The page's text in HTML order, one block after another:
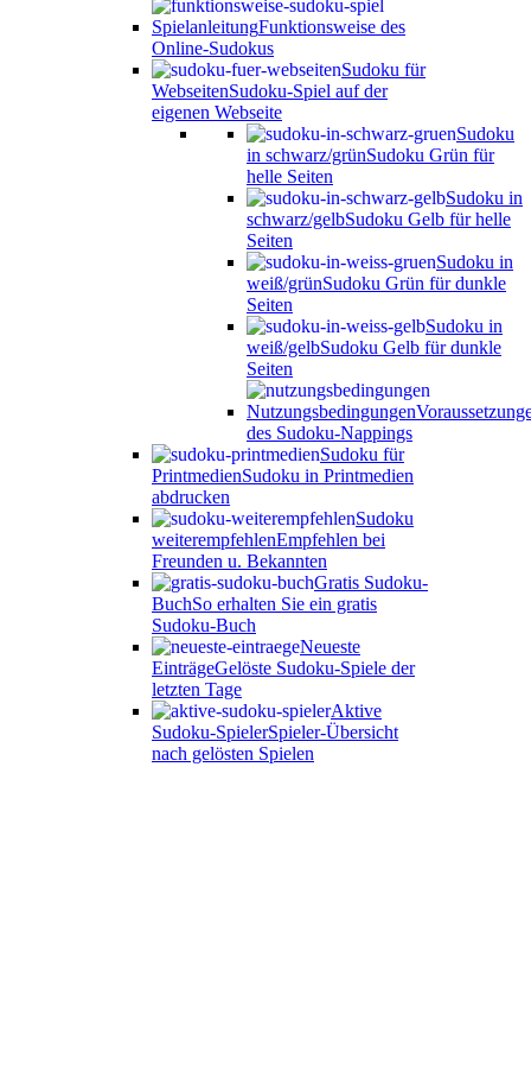
SpielanleitungFunktionsweise des
Online-Sudokus
Sudoku für
WebseitenSudoku-Spiel auf der
eigenen Webseite
Sudoku
in schwarz/grünSudoku Grün für
helle Seiten
Sudoku in
schwarz/gelbSudoku Gelb für helle
Seiten
Sudoku in
weiß/grünSudoku Grün für dunkle
Seiten
Sudoku in
weiß/gelbSudoku Gelb für dunkle
Seiten
Nutzungsbedingungen
des Sudoku-Nappings
Sudoku für
PrintmedienSudoku in Printmedien
abdrucken
Sudoku
weiterempfehlenEmpfehlen bei
Freunden u. Bekannten
Gratis Sudoku-
BuchSo erhalten Sie ein gratis
Sudoku-Buch
Neueste
EinträgeGelöste Sudoku-Spiele der
letzten Tage
Aktive
Sudoku-SpielerSpieler-Übersicht
nach gelösten Spielen